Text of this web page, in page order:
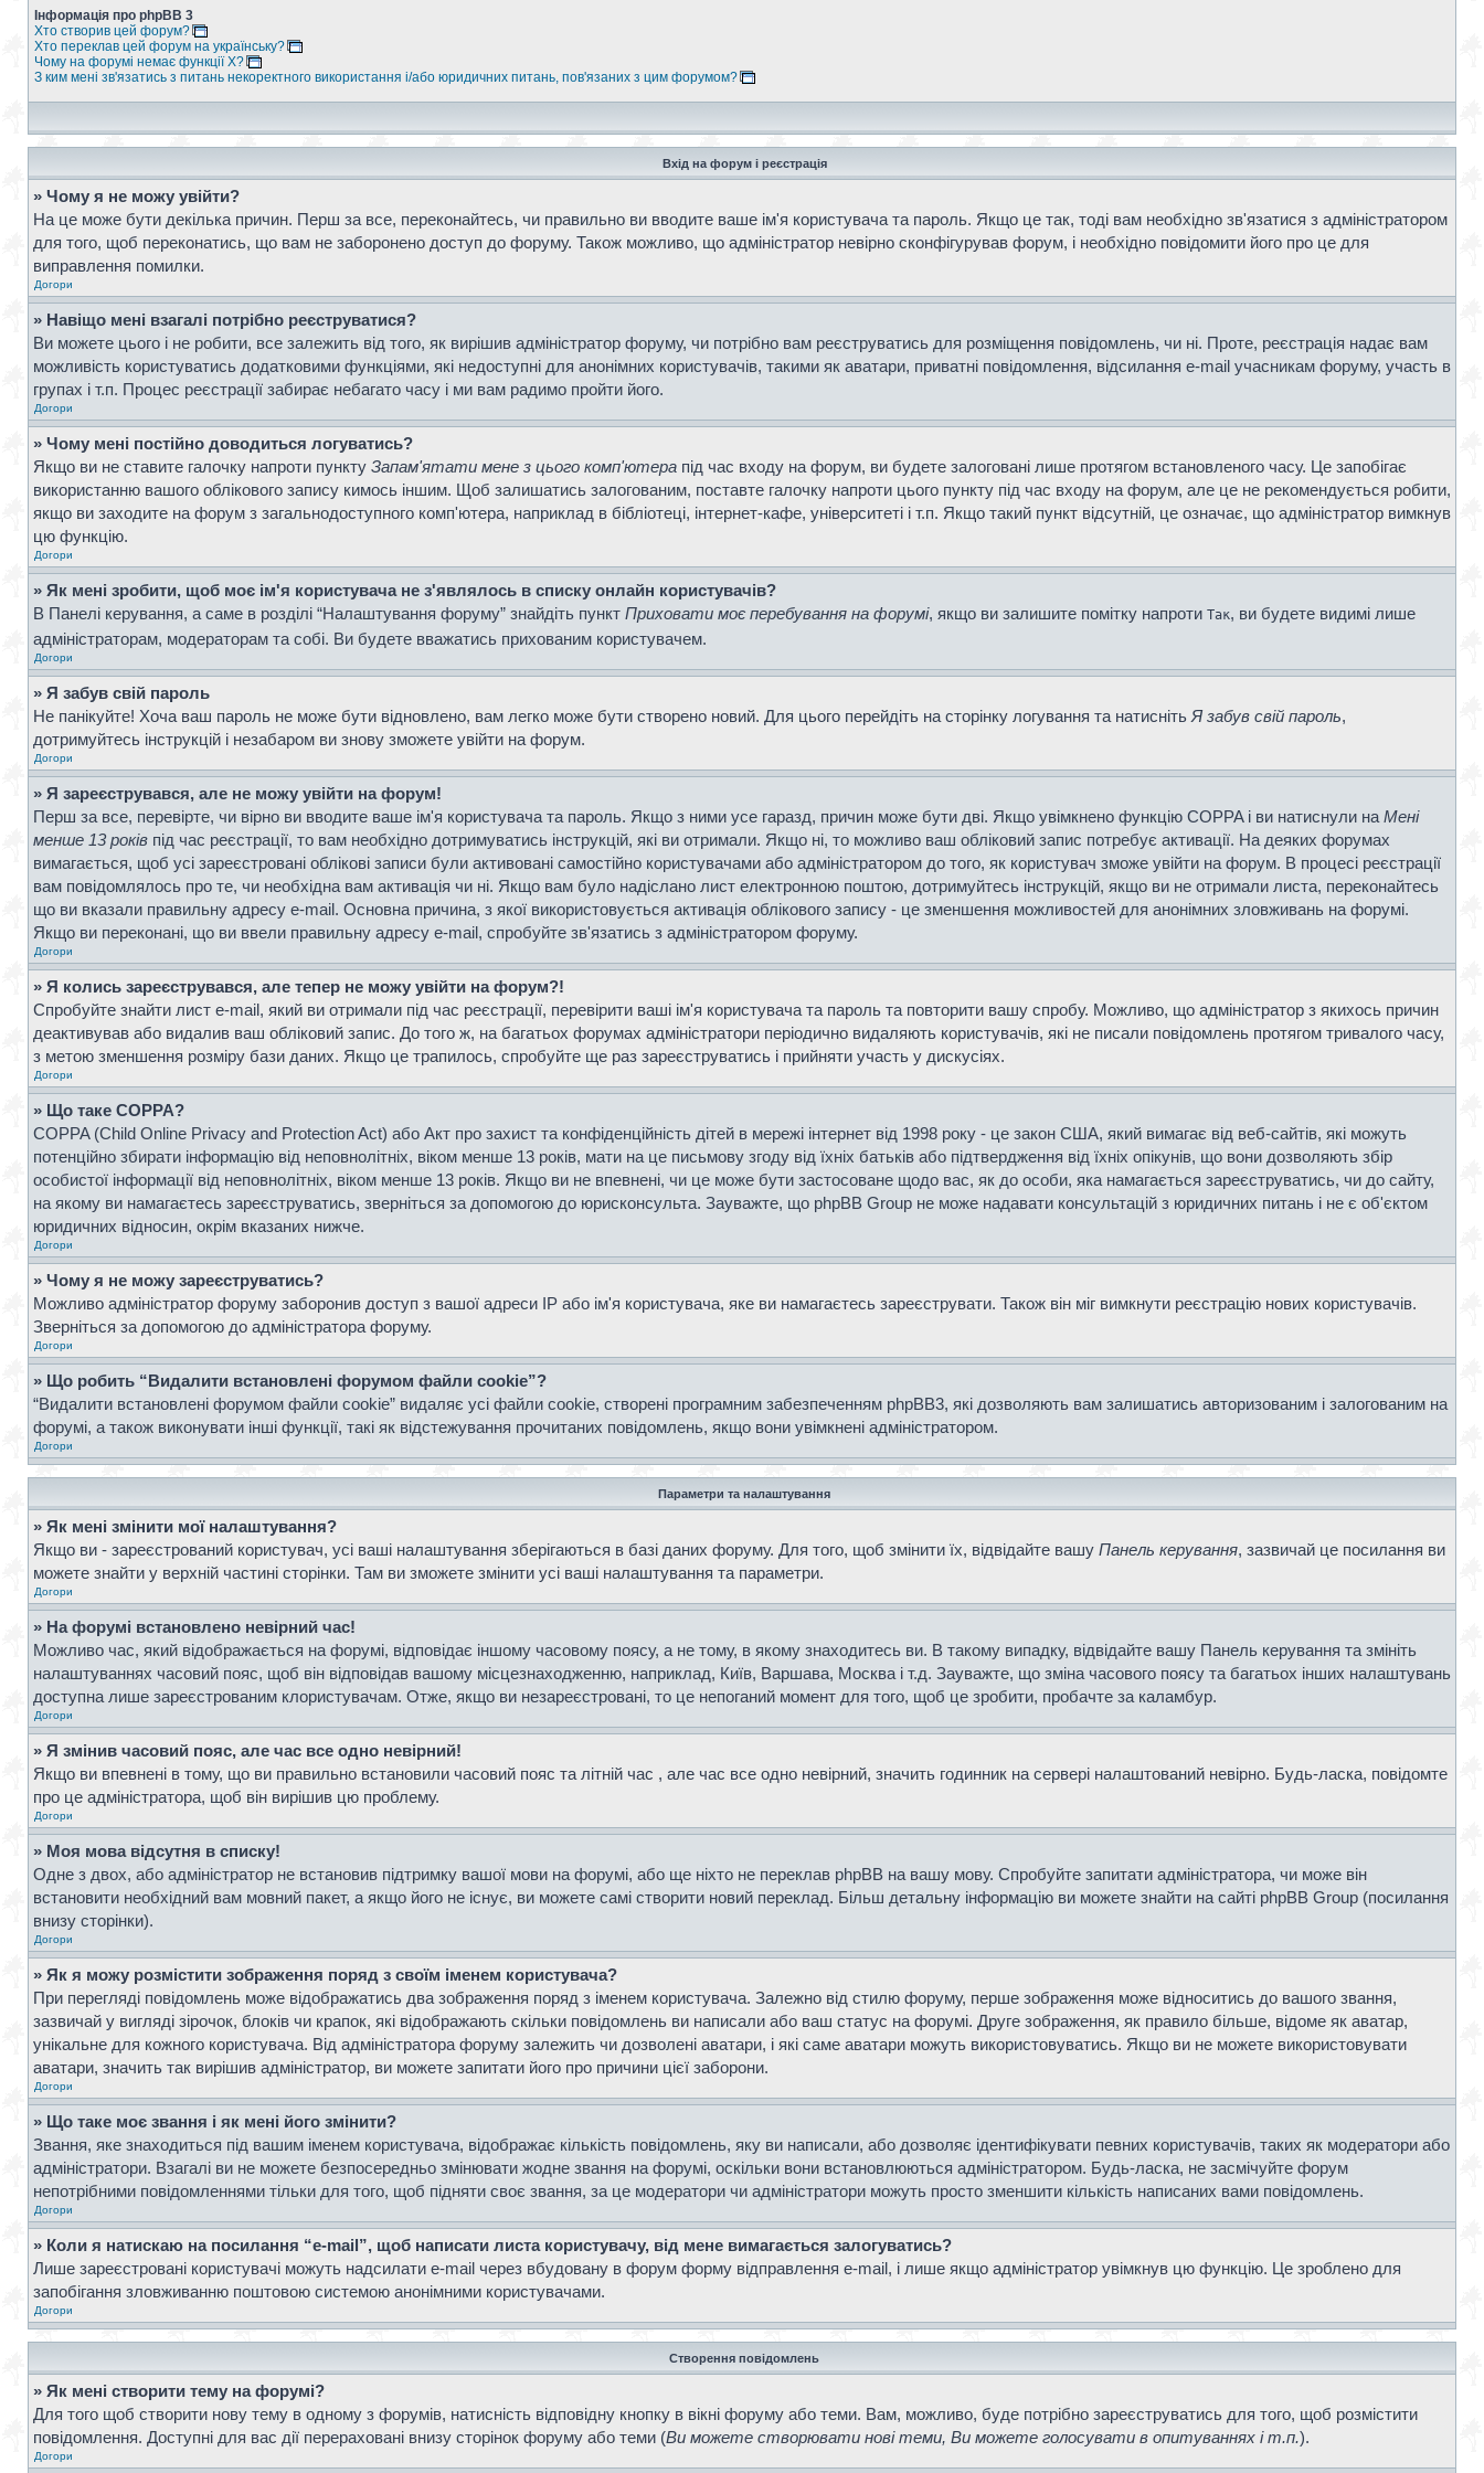
Інформація про phpBB 3
Хто створив цей форум?
Хто переклав цей форум на українську?
Чому на форумі немає функції X?
З ким мені зв'язатись з питань некоректного використання і/або юридичних питань, пов'язаних з цим форумом?
Вхід на форум і реєстрація
» Чому я не можу увійти?
На це може бути декілька причин. Перш за все, переконайтесь, чи правильно ви вводите ваше ім'я користувача та пароль. Якщо це так, тоді вам необхідно зв'язатися з адміністратором
для того, щоб переконатись, що вам не заборонено доступ до форуму. Також можливо, що адміністратор невірно сконфігурував форум, і необхідно повідомити його про це для
виправлення помилки.
Догори
» Навіщо мені взагалі потрібно реєструватися?
Ви можете цього і не робити, все залежить від того, як вирішив адміністратор форуму, чи потрібно вам реєструватись для розміщення повідомлень, чи ні. Проте, реєстрація надає вам
можливість користуватись додатковими функціями, які недоступні для анонімних користувачів, такими як аватари, приватні повідомлення, відсилання e-mail учасникам форуму, участь в
групах і т.п. Процес реєстрації забирає небагато часу і ми вам радимо пройти його.
Догори
» Чому мені постійно доводиться логуватись?
Якщо ви не ставите галочку напроти пункту Запам'ятати мене з цього комп'ютера під час входу на форум, ви будете залоговані лише протягом встановленого часу. Це запобігає
використанню вашого облікового запису кимось іншим. Щоб залишатись залогованим, поставте галочку напроти цього пункту під час входу на форум, але це не рекомендується робити,
якщо ви заходите на форум з загальнодоступного комп'ютера, наприклад в бібліотеці, інтернет-кафе, університеті і т.п. Якщо такий пункт відсутній, це означає, що адміністратор вимкнув
цю функцію.
Догори
» Як мені зробити, щоб моє ім'я користувача не з'являлось в списку онлайн користувачів?
В Панелі керування, а саме в розділі “Налаштування форуму” знайдіть пункт Приховати моє перебування на форумі, якщо ви залишите помітку напроти Так, ви будете видимі лише
адміністраторам, модераторам та собі. Ви будете вважатись прихованим користувачем.
Догори
» Я забув свій пароль
Не панікуйте! Хоча ваш пароль не може бути відновлено, вам легко може бути створено новий. Для цього перейдіть на сторінку логування та натисніть Я забув свій пароль,
дотримуйтесь інструкцій і незабаром ви знову зможете увійти на форум.
Догори
» Я зареєструвався, але не можу увійти на форум!
Перш за все, перевірте, чи вірно ви вводите ваше ім'я користувача та пароль. Якщо з ними усе гаразд, причин може бути дві. Якщо увімкнено функцію COPPA і ви натиснули на Мені
менше 13 років під час реєстрації, то вам необхідно дотримуватись інструкцій, які ви отримали. Якщо ні, то можливо ваш обліковий запис потребує активації. На деяких форумах
вимагається, щоб усі зареєстровані облікові записи були активовані самостійно користувачами або адміністратором до того, як користувач зможе увійти на форум. В процесі реєстрації
вам повідомлялось про те, чи необхідна вам активація чи ні. Якщо вам було надіслано лист електронною поштою, дотримуйтесь інструкцій, якщо ви не отримали листа, переконайтесь
що ви вказали правильну адресу e-mail. Основна причина, з якої використовується активація облікового запису - це зменшення можливостей для анонімних зловживань на форумі.
Якщо ви переконані, що ви ввели правильну адресу e-mail, спробуйте зв'язатись з адміністратором форуму.
Догори
» Я колись зареєструвався, але тепер не можу увійти на форум?!
Спробуйте знайти лист e-mail, який ви отримали під час реєстрації, перевірити ваші ім'я користувача та пароль та повторити вашу спробу. Можливо, що адміністратор з якихось причин
деактивував або видалив ваш обліковий запис. До того ж, на багатьох форумах адміністратори періодично видаляють користувачів, які не писали повідомлень протягом тривалого часу,
з метою зменшення розміру бази даних. Якщо це трапилось, спробуйте ще раз зареєструватись і прийняти участь у дискусіях.
Догори
» Що таке COPPA?
COPPA (Child Online Privacy and Protection Act) або Акт про захист та конфіденційність дітей в мережі інтернет від 1998 року - це закон США, який вимагає від веб-сайтів, які можуть
потенційно збирати інформацію від неповнолітніх, віком менше 13 років, мати на це письмову згоду від їхніх батьків або підтвердження від їхніх опікунів, що вони дозволяють збір
особистої інформації від неповнолітніх, віком менше 13 років. Якщо ви не впевнені, чи це може бути застосоване щодо вас, як до особи, яка намагається зареєструватись, чи до сайту,
на якому ви намагаєтесь зареєструватись, зверніться за допомогою до юрисконсульта. Зауважте, що phpBB Group не може надавати консультацій з юридичних питань і не є об'єктом
юридичних відносин, окрім вказаних нижче.
Догори
» Чому я не можу зареєструватись?
Можливо адміністратор форуму заборонив доступ з вашої адреси IP або ім'я користувача, яке ви намагаєтесь зареєструвати. Також він міг вимкнути реєстрацію нових користувачів.
Зверніться за допомогою до адміністратора форуму.
Догори
» Що робить “Видалити встановлені форумом файли cookie”?
“Видалити встановлені форумом файли cookie” видаляє усі файли cookie, створені програмним забезпеченням phpBB3, які дозволяють вам залишатись авторизованим і залогованим на
форумі, а також виконувати інші функції, такі як відстежування прочитаних повідомлень, якщо вони увімкнені адміністратором.
Догори
Параметри та налаштування
» Як мені змінити мої налаштування?
Якщо ви - зареєстрований користувач, усі ваші налаштування зберігаються в базі даних форуму. Для того, щоб змінити їх, відвідайте вашу Панель керування, зазвичай це посилання ви
можете знайти у верхній частині сторінки. Там ви зможете змінити усі ваші налаштування та параметри.
Догори
» На форумі встановлено невірний час!
Можливо час, який відображається на форумі, відповідає іншому часовому поясу, а не тому, в якому знаходитесь ви. В такому випадку, відвідайте вашу Панель керування та змініть
налаштуваннях часовий пояс, щоб він відповідав вашому місцезнаходженню, наприклад, Київ, Варшава, Москва і т.д. Зауважте, що зміна часового поясу та багатьох інших налаштувань
доступна лише зареєстрованим клористувачам. Отже, якщо ви незареєстровані, то це непоганий момент для того, щоб це зробити, пробачте за каламбур.
Догори
» Я змінив часовий пояс, але час все одно невірний!
Якщо ви впевнені в тому, що ви правильно встановили часовий пояс та літній час , але час все одно невірний, значить годинник на сервері налаштований невірно. Будь-ласка, повідомте
про це адміністратора, щоб він вирішив цю проблему.
Догори
» Моя мова відсутня в списку!
Одне з двох, або адміністратор не встановив підтримку вашої мови на форумі, або ще ніхто не переклав phpBB на вашу мову. Спробуйте запитати адміністратора, чи може він
встановити необхідний вам мовний пакет, а якщо його не існує, ви можете самі створити новий переклад. Більш детальну інформацію ви можете знайти на сайті phpBB Group (посилання
внизу сторінки).
Догори
» Як я можу розмістити зображення поряд з своїм іменем користувача?
При перегляді повідомлень може відображатись два зображення поряд з іменем користувача. Залежно від стилю форуму, перше зображення може відноситись до вашого звання,
зазвичай у вигляді зірочок, блоків чи крапок, які відображають скільки повідомлень ви написали або ваш статус на форумі. Друге зображення, як правило більше, відоме як аватар,
унікальне для кожного користувача. Від адміністратора форуму залежить чи дозволені аватари, і які саме аватари можуть використовуватись. Якщо ви не можете використовувати
аватари, значить так вирішив адміністратор, ви можете запитати його про причини цієї заборони.
Догори
» Що таке моє звання і як мені його змінити?
Звання, яке знаходиться під вашим іменем користувача, відображає кількість повідомлень, яку ви написали, або дозволяє ідентифікувати певних користувачів, таких як модератори або
адміністратори. Взагалі ви не можете безпосередньо змінювати жодне звання на форумі, оскільки вони встановлюються адміністратором. Будь-ласка, не засмічуйте форум
непотрібними повідомленнями тільки для того, щоб підняти своє звання, за це модератори чи адміністратори можуть просто зменшити кількість написаних вами повідомлень.
Догори
» Коли я натискаю на посилання “e-mail”, щоб написати листа користувачу, від мене вимагається залогуватись?
Лише зареєстровані користувачі можуть надсилати e-mail через вбудовану в форум форму відправлення e-mail, і лише якщо адміністратор увімкнув цю функцію. Це зроблено для
запобігання зловживанню поштовою системою анонімними користувачами.
Догори
Створення повідомлень
» Як мені створити тему на форумі?
Для того щоб створити нову тему в одному з форумів, натисність відповідну кнопку в вікні форуму або теми. Вам, можливо, буде потрібно зареєструватись для того, щоб розмістити
повідомлення. Доступні для вас дії перераховані внизу сторінок форуму або теми (Ви можете створювати нові теми, Ви можете голосувати в опитуваннях і т.п.).
Догори